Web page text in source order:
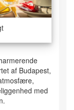
af Budapest,
med